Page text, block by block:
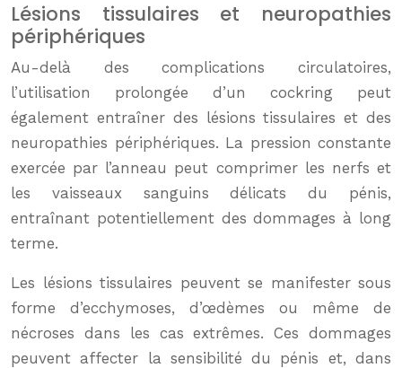
Lésions tissulaires et neuropathies
périphériques
Au-delà des complications circulatoires,
l’utilisation prolongée d’un cockring peut
également entraîner des lésions tissulaires et des
neuropathies périphériques. La pression constante
exercée par l’anneau peut comprimer les nerfs et
les vaisseaux sanguins délicats du pénis,
entraînant potentiellement des dommages à long
terme.
Les lésions tissulaires peuvent se manifester sous
forme d’ecchymoses, d’œdèmes ou même de
nécroses dans les cas extrêmes. Ces dommages
peuvent affecter la sensibilité du pénis et, dans